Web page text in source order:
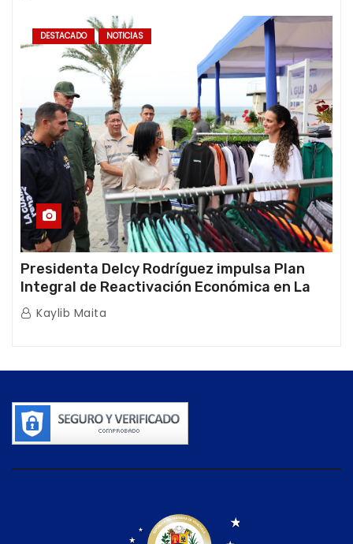
DESTACADO NOTICIAS
Presidenta Delcy Rodríguez impulsa Plan
Integral de Reactivación Económica en La
Guaira
Kaylib Maita